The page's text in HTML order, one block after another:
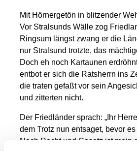
Mit Hörnergetön in blitzender
Vor Stralsunds Wälle zog
Ringsum längst zwang er die
nur Stralsund trotzte, das
Doch eh noch Kartaunen
entbot er sich die Ratsherrn ins
die traten gefaßt vor sein
und zitterten nicht.
Der Friedländer sprach: „Ihr
dem Trotz nun entsaget, bevor es
Nach Recht und Gesetz ist mein